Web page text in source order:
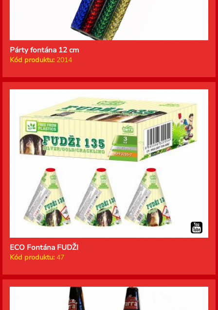
Párty fontána 12 cm
Kód produktu: 2014
ECO Fontána FUDŽI
Kód produktu: 47